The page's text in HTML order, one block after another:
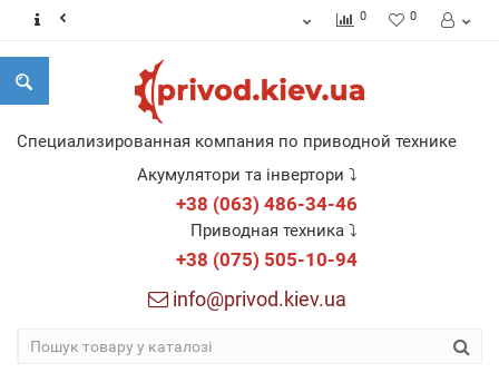
0 0
Специализированная компания по приводной технике
Акумулятори та інвертори ⤵
+38 (063) 486-34-46
Приводная техника ⤵
+38 (075) 505-10-94
info@privod.kiev.ua